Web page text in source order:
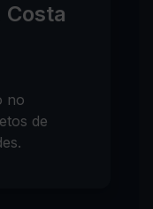
Costa
no
de